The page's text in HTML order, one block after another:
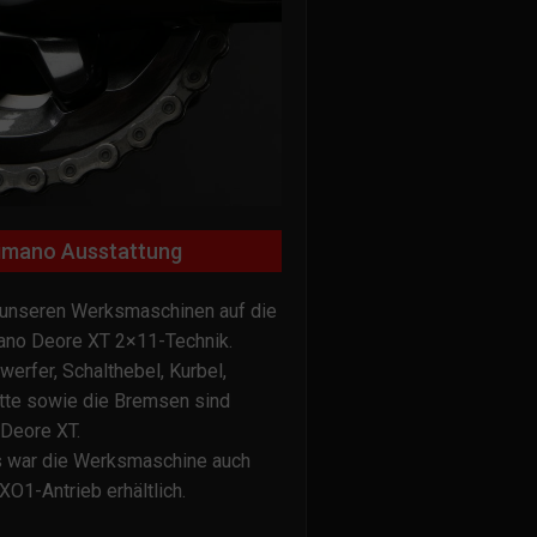
Ausstattung
Werksmaschinen auf die
Deore XT 2×11-Technik.
Schalthebel, Kurbel,
sowie die Bremsen sind
XT.
die Werksmaschine auch
Antrieb erhältlich.